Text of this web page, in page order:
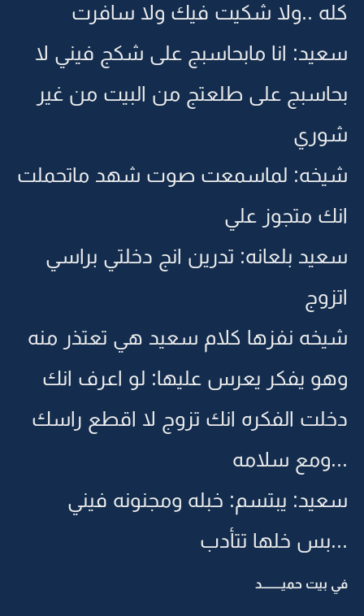
كله ..ولا شكيت فيك ولا سافرت
سعيد: انا مابحاسبج على شكج فيني لا
بحاسبج على طلعتج من البيت من غير
شوري
شيخه: لماسمعت صوت شهد ماتحملت
انك متجوز علي
سعيد بلعانه: تدرين انج دخلتي براسي
اتزوج
شيخه نفزها كلام سعيد هي تعتذر منه
وهو يفكر يعرس عليها: لو اعرف انك
دخلت الفكره انك تزوج لا اقطع راسك
...ومع سلامه
سعيد: يبتسم: خبله ومجنونه فيني
...بس خلها تتأدب
في بيت حميــــــــد